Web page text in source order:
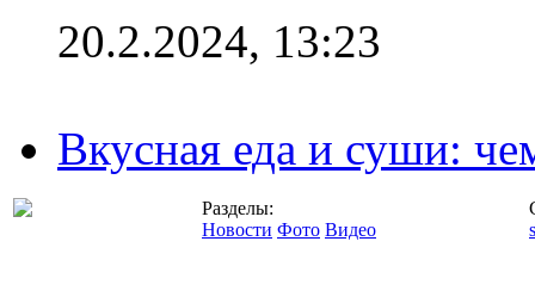
20.2.2024, 13:23
Вкусная еда и суши:
Разделы:
Новости Фото Видео